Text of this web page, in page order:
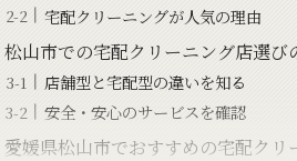
宅配クリーニングが人気の理由
松山市での宅配クリーニング店選び
店舗型と宅配型の違いを知る
安全・安心のサービスを確認
愛媛県松山市でおすすめの宅配クリ